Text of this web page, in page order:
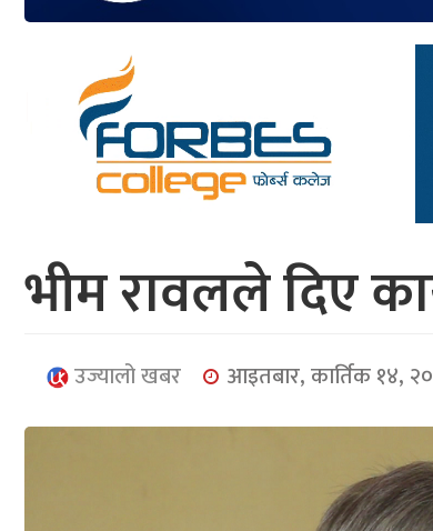
युनिकोड
भीम रावलले दिए
उज्यालो खबर आइतबार, कार्तिक १४,